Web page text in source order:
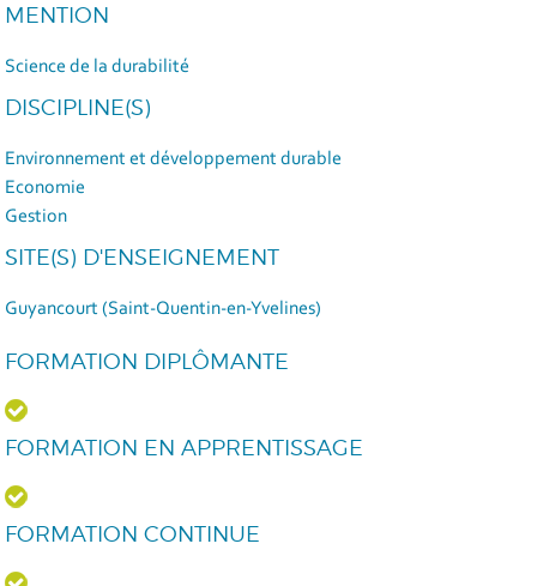
MENTION
Science de la durabilité
DISCIPLINE(S)
Environnement et développement durable
Economie
Gestion
SITE(S) D'ENSEIGNEMENT
Guyancourt (Saint-Quentin-en-Yvelines)
FORMATION DIPLÔMANTE
FORMATION EN APPRENTISSAGE
FORMATION CONTINUE